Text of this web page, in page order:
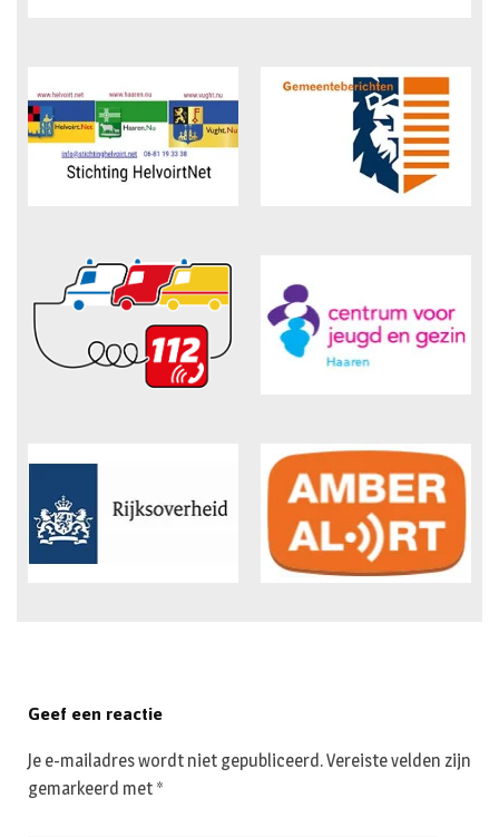
Geef een reactie
Je e-mailadres wordt niet gepubliceerd.Vereiste velden zijn
gemarkeerd met *